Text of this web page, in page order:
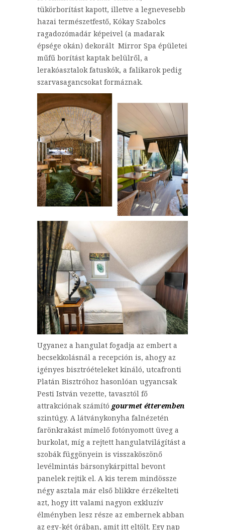
tükörborítást kapott, illetve a legnevesebb
hazai természetfestő, Kókay Szabolcs
ragadozómadár képeivel (a madarak
épsége okán) dekorált Mirror Spa épületei
műfű borítást kaptak belülről, a
lerakóasztalok fatuskók, a falikarok pedig
szarvasagancsokat formáznak.
Ugyanez a hangulat fogadja az embert a
becsekkolásnál a recepción is, ahogy az
igényes bisztróételeket kínáló, utcafronti
Platán Bisztróhoz hasonlóan ugyancsak
Pesti István vezette, tavasztól fő
attrakciónak számító gourmet étteremben
szintúgy. A látványkonyha falnézetén
farönkrakást mímelő fotónyomott üveg a
burkolat, míg a rejtett hangulatvilágítást a
szobák függönyein is visszaköszönő
levélmintás bársonykárpittal bevont
panelek rejtik el. A kis terem mindössze
négy asztala már első blikkre érzékelteti
azt, hogy itt valami nagyon exkluzív
élményben lesz része az embernek abban
az egy-két órában, amit itt eltölt. Egy nap